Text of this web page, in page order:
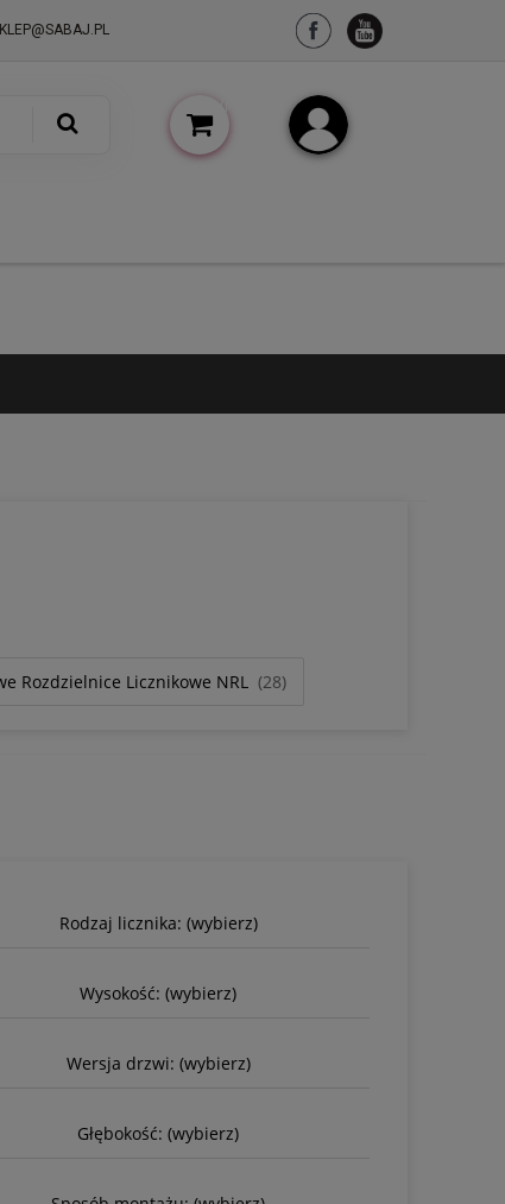
Rozdzielnice Licznikowe NRL (28)
Rodzaj licznika: (wybierz)
Wysokość: (wybierz)
Wersja drzwi: (wybierz)
Głębokość: (wybierz)